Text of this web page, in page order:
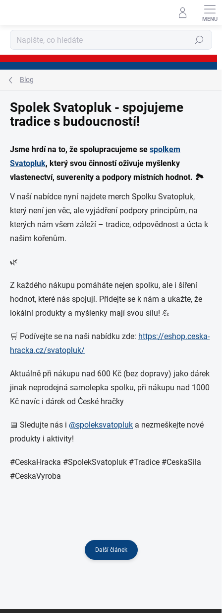
Hledat
Blog
Spolek Svatopluk - spojujeme
tradice s budoucností!
Jsme hrdí na to, že spolupracujeme se spolkem
Svatopluk, který svou činností oživuje myšlenky
vlastenectví, suverenity a podpory místních hodnot. 🏞️
V naší nabídce nyní najdete merch Spolku Svatopluk,
který není jen věc, ale vyjádření podpory principům, na
kterých nám všem záleží – tradice, odpovědnost a úcta k
našim kořenům.
🌿
Z každého nákupu pomáháte nejen spolku, ale i šíření
hodnot, které nás spojují. Přidejte se k nám a ukažte, že
lokální produkty a myšlenky mají svou sílu! 💪
🛒 Podívejte se na naši nabídku zde: https://eshop.ceska-
hracka.cz/svatopluk/
Aktuálně při nákupu nad 600 Kč (bez dopravy) jako dárek
jinak neprodejná samolepka spolku, při nákupu nad 1000
Kč navíc i dárek od České hračky
📅 Sledujte nás i @spoleksvatopluk a nezmeškejte nové
produkty i aktivity!
#CeskaHracka #SpolekSvatopluk #Tradice #CeskaSila
#CeskaVyroba
Další článek